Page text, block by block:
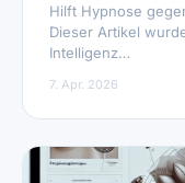
Hilft Hypnose
Dieser Artikel
Intelligenz…
7. Apr. 2026